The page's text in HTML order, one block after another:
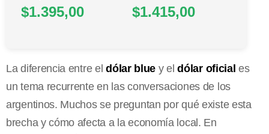
$1.395,00 $1.415,00
La diferencia entre eldólar blue y eldólar oficial es
un tema recurrente en las conversaciones de los
argentinos. Muchos se preguntan por qué existe esta
brecha y cómo afecta a la economía local. En